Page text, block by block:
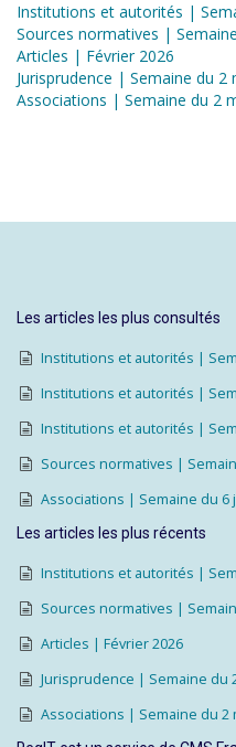
Institutions et autorités |
Sources normatives |
Articles | Février 2026
Jurisprudence | Semaine du 2
Associations | Semaine du 2
Les articles les plus consultés
Institutions et autorités |
Institutions et autorités |
Institutions et autorités |
Sources normatives |
Associations | Semaine du 6
Les articles les plus récents
Institutions et autorités |
Sources normatives |
Articles | Février 2026
Jurisprudence | Semaine du
Associations | Semaine du 2